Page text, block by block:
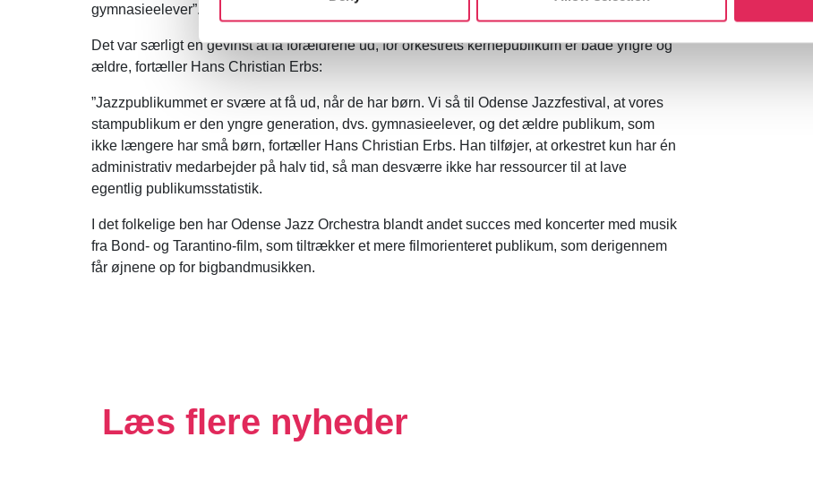
gymnasieelever”.
Det var særligt en gevinst at få forældrene ud, for orkestrets kernepublikum er både yngre og
ældre, fortæller Hans Christian Erbs:
”Jazzpublikummet er svære at få ud, når de har børn. Vi så til Odense Jazzfestival, at vores
stampublikum er den yngre generation, dvs. gymnasieelever, og det ældre publikum, som
ikke længere har små børn, fortæller Hans Christian Erbs. Han tilføjer, at orkestret kun har én
administrativ medarbejder på halv tid, så man desværre ikke har ressourcer til at lave
egentlig publikumsstatistik.
I det folkelige ben har Odense Jazz Orchestra blandt andet succes med koncerter med musik
fra Bond- og Tarantino-film, som tiltrækker et mere filmorienteret publikum, som derigennem
får øjnene op for bigbandmusikken.
Læs flere nyheder